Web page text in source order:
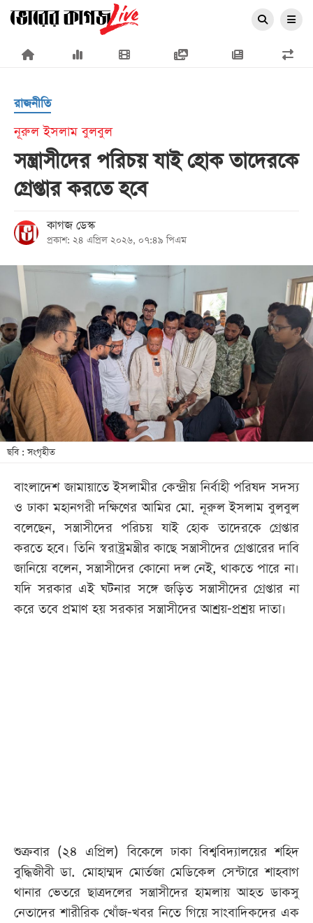
×
প্রচ্ছদ
জাতীয়
রাজনীতি
আন্তর্জাতিক
সারাদেশ
খেলা
বিনোদন
লাইফ
স্টাইল
শিক্ষা
তথ্যপ্রযুক্তি
বিভাগ
ছবি
ভিডিও
রাজনীতি
নূরুল ইসলাম বুলবুল
সন্ত্রাসীদের পরিচয় যাই হোক তাদেরকে
গ্রেপ্তার করতে হবে
কাগজ ডেস্ক
প্রকাশ: ২৪ এপ্রিল ২০২৬, ০৭:৪৯ পিএম
ছবি : সংগৃহীত
বাংলাদেশ জামায়াতে ইসলামীর কেন্দ্রীয় নির্বাহী পরিষদ সদস্য
ও ঢাকা মহানগরী দক্ষিণের আমির মো. নূরুল ইসলাম বুলবুল
বলেছেন, সন্ত্রাসীদের পরিচয় যাই হোক তাদেরকে গ্রেপ্তার
করতে হবে। তিনি স্বরাষ্ট্রমন্ত্রীর কাছে সন্ত্রাসীদের গ্রেপ্তারের দাবি
জানিয়ে বলেন, সন্ত্রাসীদের কোনো দল নেই, থাকতে পারে না।
যদি সরকার এই ঘটনার সঙ্গে জড়িত সন্ত্রাসীদের গ্রেপ্তার না
করে তবে প্রমাণ হয় সরকার সন্ত্রাসীদের আশ্রয়-প্রশ্রয় দাতা।
শুক্রবার (২৪ এপ্রিল) বিকেলে ঢাকা বিশ্ববিদ্যালয়ের শহিদ
বুদ্ধিজীবী ডা. মোহাম্মদ মোর্তজা মেডিকেল সেন্টারে শাহবাগ
থানার ভেতরে ছাত্রদলের সন্ত্রাসীদের হামলায় আহত ডাকসু
নেতাদের শারীরিক খোঁজ-খবর নিতে গিয়ে সাংবাদিকদের এক